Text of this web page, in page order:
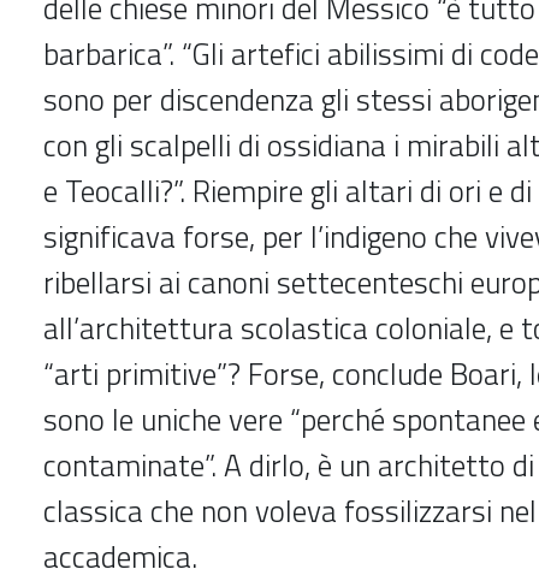
barbarica”. “Gli artefici abilissimi di
sono per discendenza gli stessi
con gli scalpelli di ossidiana i mirabili
e Teocalli?”. Riempire gli altari di ori e
significava forse, per l’indigeno che
ribellarsi ai canoni settecenteschi
all’architettura scolastica coloniale, e
“arti primitive”? Forse, conclude
sono le uniche vere “perché spontanee
contaminate”. A dirlo, è un architetto
classica che non voleva fossilizzarsi
accademica.